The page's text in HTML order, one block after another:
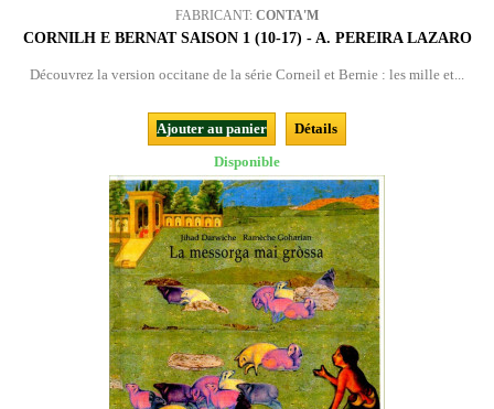
FABRICANT: CONTA'M
CORNILH E BERNAT SAISON 1 (10-17) - A. PEREIRA LAZARO
Découvrez la version occitane de la série Corneil et Bernie : les mille et...
Ajouter au panier
Détails
Disponible